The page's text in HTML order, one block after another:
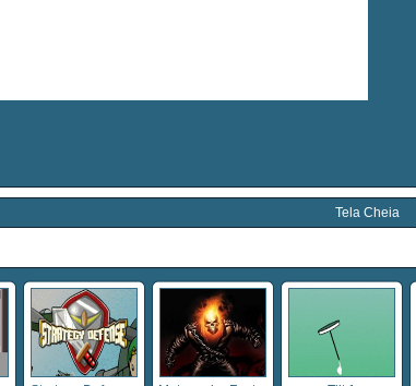
Tela Cheia